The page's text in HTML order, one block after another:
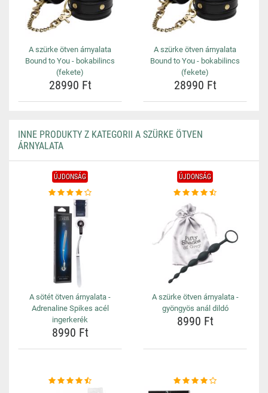
A szürke ötven árnyalata
Bound to You - bokabilincs
(fekete)
28990 Ft
A szürke ötven árnyalata
Bound to You - bokabilincs
(fekete)
28990 Ft
INNE PRODUKTY Z KATEGORII A SZÜRKE ÖTVEN
ÁRNYALATA
ÚJDONSÁG
A sötét ötven árnyalata -
Adrenaline Spikes acél
ingerkerék
8990 Ft
ÚJDONSÁG
A szürke ötven árnyalata -
gyöngyös anál dildó
8990 Ft